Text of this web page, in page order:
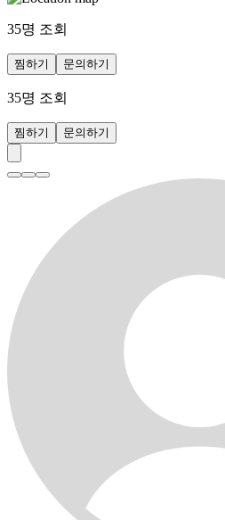
35명 조회
찜하기 문의하기
35명 조회
찜하기 문의하기